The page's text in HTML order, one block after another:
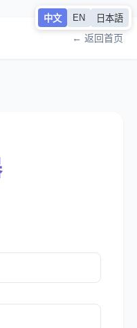
中文 EN 日本語
← 返回首页